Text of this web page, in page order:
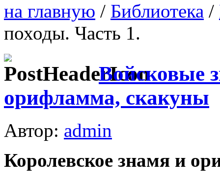
на главную / Библиотека /
походы. Часть 1.
Войсковые
орифламма, скакуны
Автор: admin
Королевское знамя и